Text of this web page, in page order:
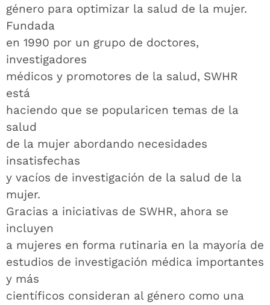
género para optimizar la salud de la mujer.
Fundada
en 1990 por un grupo de doctores,
investigadores
médicos y promotores de la salud, SWHR
está
haciendo que se popularicen temas de la
salud
de la mujer abordando necesidades
insatisfechas
y vacíos de investigación de la salud de la
mujer.
Gracias a iniciativas de SWHR, ahora se
incluyen
a mujeres en forma rutinaria en la mayoría de
estudios de investigación médica importantes
y más
científicos consideran al género como una